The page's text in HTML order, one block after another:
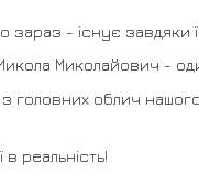
- існує завдяки
Миколайович -
головних облич
реальність!